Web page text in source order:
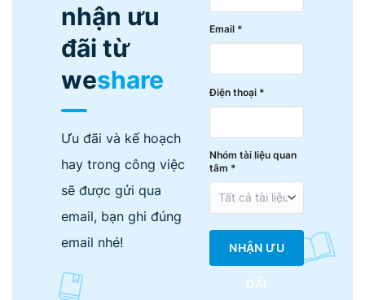
nhận ưu
đãi từ
weshare
Ưu đãi và kế hoạch
hay trong công việc
sẽ được gửi qua
email, bạn ghi đúng
email nhé!
Email *
Điện thoại *
Nhóm tài liệu quan
tâm *
NHẬN ƯU
ĐÃI